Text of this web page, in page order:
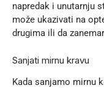
napredak i unutarnju
može ukazivati na
drugima ili da
Sanjati mirnu kravu
Kada sanjamo mirnu